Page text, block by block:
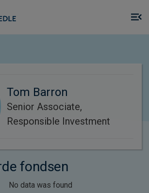
Tom Barron
Senior Associate,
Responsible Investment
fondsen
No data was found